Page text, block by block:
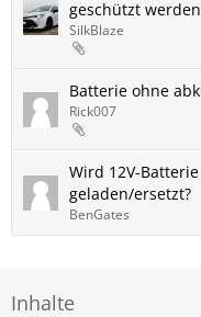
geschützt werden
SilkBlaze
Batterie ohne
Rick007
Wird 12V-
geladen/ersetzt?
BenGates
Inhalte